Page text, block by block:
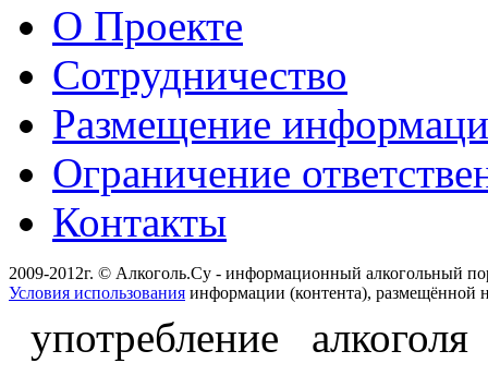
О Проекте
Сотрудничество
Размещение
Ограничение
Контакты
2009-2012г. © Алкоголь.Су - информационный алкогольный
Условия использования информации (контента), размещённой
употребление